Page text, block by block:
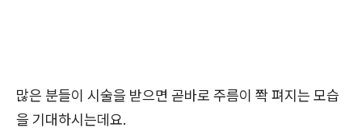
많은 분들이 시술을 받으면 곧바로 주름이 쫙 펴지는 모습
을 기대하시는데요.